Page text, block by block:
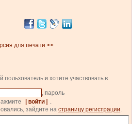
для печати >>
и хотите участвовать в
, пароль
| войти |
.
зайдите на страницу регистрации.